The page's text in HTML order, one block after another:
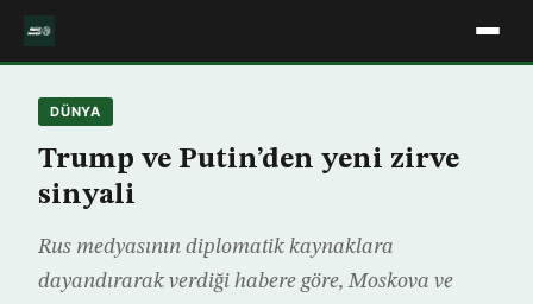
DÜNYA
Trump ve Putin’den yeni zirve
sinyali
Rus medyasının diplomatik kaynaklara
dayandırarak verdiği habere göre, Moskova ve